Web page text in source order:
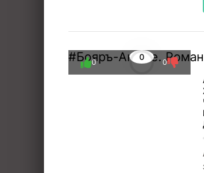
#Бояръ-Аниме.
0
0 0